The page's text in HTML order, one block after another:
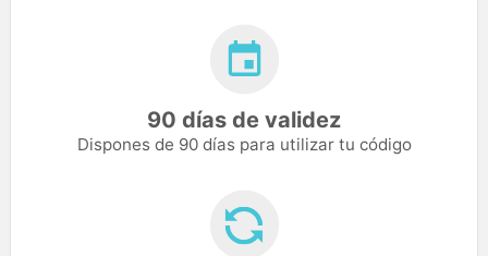
90 días de validez
Dispones de 90 días para utilizar tu código